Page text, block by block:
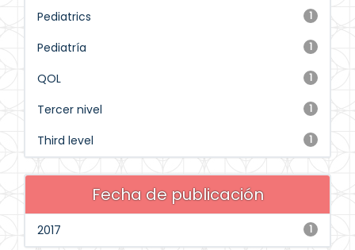
1
Pediatrics
1
Pediatría
1
QOL
1
Tercer nivel
1
Third level
Fecha de publicación
1
2017